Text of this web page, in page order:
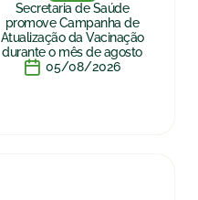
Secretaria de Saúde
promove Campanha de
Atualização da Vacinação
durante o mês de agosto
05/08/2026